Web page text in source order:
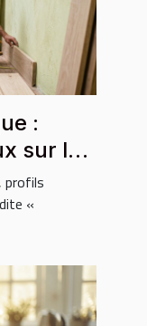
:
sur le
profils
«